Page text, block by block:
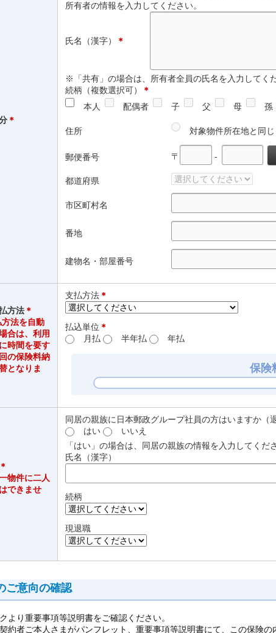
＊
所有者の情報を入力してください。
氏名（漢字） ＊
※「共有」の場合は、所有者全員の氏名を入力してくだ
続柄（複数選択可）
＊
本人
配偶者 子 父 母 孫
住所 対象物件所在地と同じ
郵便番号 〒 -
都道府県
市区町村名
番地
建物名・部屋番号
方法 ＊
法を自動
合は、利用
時間を要す
の保険料納
となりま
支払方法 ＊
払込単位 ＊
月払
半年払 年払
保険
＊
物件に二人
できませ
同居の親族に日本郵政グループ社員の方はいますか（
はい
いいえ
「はい」の場合は、同居の親族の情報を入力してくだ
氏名（漢字）
続柄
現退職
ご意向の確認
より重要事項等説明書をご確認ください。
約者ご本人さまがパンフレット、重要事項等説明書にて、この保険